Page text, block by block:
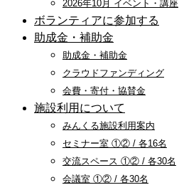
2026年10月 イベント・講座
ボランティアに参加する
助成金・補助金
助成金・補助金
クラウドファンディング
会費・寄付・協賛金
施設利用について
みんくる施設利用案内
セミナー室 ①② / 各16名
交流スペース ①② / 各30名
会議室 ①② / 各30名